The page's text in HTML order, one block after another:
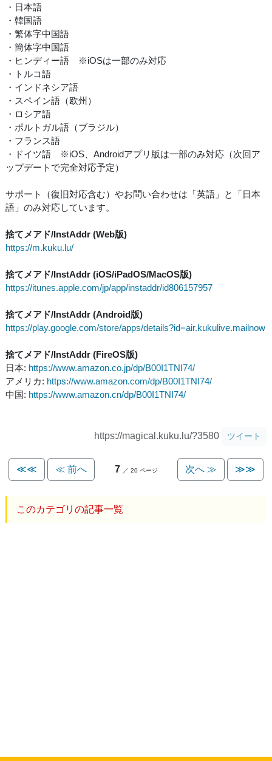
・日本語
・韓国語
・繁体字中国語
・簡体字中国語
・ヒンディー語 ※iOSは一部のみ対応
・トルコ語
・インドネシア語
・スペイン語（欧州）
・ロシア語
・ポルトガル語（ブラジル）
・フランス語
・ドイツ語 ※iOS、Androidアプリ版は一部のみ対応（次回ア
ップデートで完全対応予定）
サポート（復旧対応含む）やお問い合わせは「英語」と「日本
語」のみ対応しています。
捨てメアド/InstAddr (Web版)
https://m.kuku.lu/
捨てメアド/InstAddr (iOS/iPadOS/MacOS版)
https://itunes.apple.com/jp/app/instaddr/id806157957
捨てメアド/InstAddr (Android版)
https://play.google.com/store/apps/details?id=air.kukulive.mailnow
捨てメアド/InstAddr (FireOS版)
日本: https://www.amazon.co.jp/dp/B00I1TNI74/
アメリカ: https://www.amazon.com/dp/B00I1TNI74/
中国: https://www.amazon.cn/dp/B00I1TNI74/
https://magical.kuku.lu/?3580 ツイート
≪≪ ≪ 前へ 7 ／ 20 ページ 次へ ≫ ≫≫
このカテゴリの記事一覧